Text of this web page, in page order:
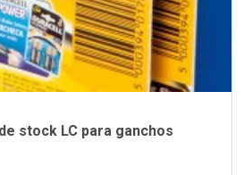
stock LC para ganchos